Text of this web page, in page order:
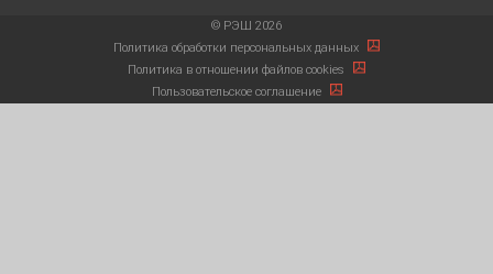
© РЭШ 2026
Политика обработки персональных данных
Политика в отношении файлов cookies
Пользовательское соглашение